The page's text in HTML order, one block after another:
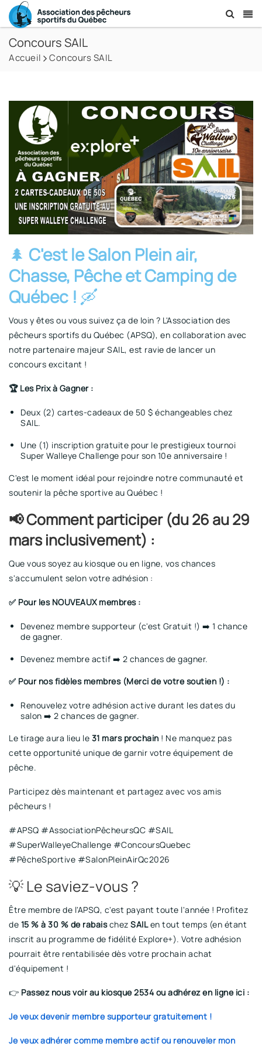
Concours SAIL
Accueil Concours SAIL
🌲 C'est le Salon Plein air,
Chasse, Pêche et Camping de
Québec ! 🛶
Vous y êtes ou vous suivez ça de loin ? L'Association des
pêcheurs sportifs du Québec (APSQ), en collaboration avec
notre partenaire majeur SAIL, est ravie de lancer un
concours excitant !
🏆 Les Prix à Gagner :
Deux (2) cartes-cadeaux de 50 $ échangeables chez
SAIL.
Une (1) inscription gratuite pour le prestigieux tournoi
Super Walleye Challenge pour son 10e anniversaire !
C'est le moment idéal pour rejoindre notre communauté et
soutenir la pêche sportive au Québec !
📢 Comment participer (du 26 au 29
mars inclusivement) :
Que vous soyez au kiosque ou en ligne, vos chances
s'accumulent selon votre adhésion :
✅ Pour les NOUVEAUX membres :
Devenez membre supporteur (c'est Gratuit !) ➡️ 1 chance
de gagner.
Devenez membre actif ➡️ 2 chances de gagner.
✅ Pour nos fidèles membres (Merci de votre soutien !) :
Renouvelez votre adhésion active durant les dates du
salon ➡️ 2 chances de gagner.
Le tirage aura lieu le 31 mars prochain ! Ne manquez pas
cette opportunité unique de garnir votre équipement de
pêche.
Participez dès maintenant et partagez avec vos amis
pêcheurs !
#APSQ #AssociationPêcheursQC #SAIL
#SuperWalleyeChallenge #ConcoursQuebec
#PêcheSportive #SalonPleinAirQc2026
💡 Le saviez-vous ?
Être membre de l'APSQ, c'est payant toute l'année ! Profitez
de 15 % à 30 % de rabaischez SAILen tout temps (en étant
inscrit au programme de fidélité Explore+). Votre adhésion
pourrait être rentabilisée dès votre prochain achat
d'équipement !
👉 Passez nous voir au kiosque 2534 ou adhérez en ligne ici :
Je veux devenir membre supporteur gratuitement !
Je veux adhérer comme membre actif ou renouveler mon